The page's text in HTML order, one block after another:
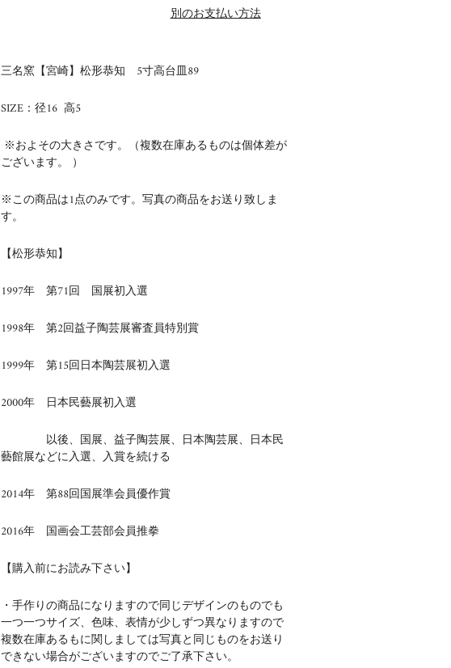
別のお支払い方法
三名窯【宮崎】松形恭知 5寸高台皿89
SIZE：径16 高5
※およその大きさです。（複数在庫あるものは個体差が
ございます。 ）
※この商品は1点のみです。写真の商品をお送り致しま
す。
【松形恭知】
1997年 第71回 国展初入選
1998年 第2回益子陶芸展審査員特別賞
1999年 第15回日本陶芸展初入選
2000年 日本民藝展初入選
以後、国展、益子陶芸展、日本陶芸展、日本民
藝館展などに入選、入賞を続ける
2014年 第88回国展準会員優作賞
2016年 国画会工芸部会員推拳
【購入前にお読み下さい】
・手作りの商品になりますので同じデザインのものでも
一つ一つサイズ、色味、表情が少しずつ異なりますので
複数在庫あるもに関しましては写真と同じものをお送り
できない場合がございますのでご了承下さい。